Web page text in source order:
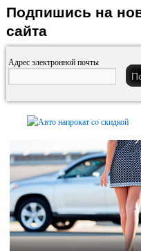
Подпишись на
сайта
Адрес электронной почты